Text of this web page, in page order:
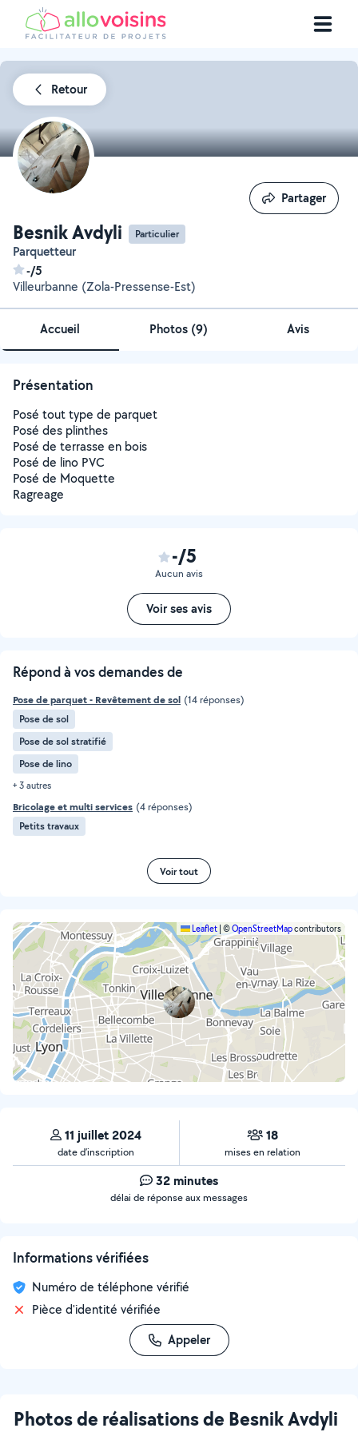
Retour
Besnik Avdyli Particulier
Parquetteur
-/5
Villeurbanne (Zola-Pressense-Est)
Partager
Partager
Accueil Photos (9) Avis
Présentation
Posé tout type de parquet
Posé des plinthes
Posé de terrasse en bois
Posé de lino PVC
Posé de Moquette
Ragreage
-/5
Aucun avis
Voir ses avis
Répond à vos demandes de
Pose de parquet - Revêtement de sol (14 réponses)
Pose de sol
Pose de sol stratifié
Pose de lino
+ 3 autres
Bricolage et multi services (4 réponses)
Petits travaux
Voir tout
Leaflet ©OpenStreetMapcontributors
11 juillet 2024
date d’inscription
18
mises en relation
32 minutes
délai de réponse aux messages
Informations vérifiées
Numéro de téléphone vérifié
Pièce d'identité vérifiée
Appeler
Photos de réalisations de Besnik Avdyli